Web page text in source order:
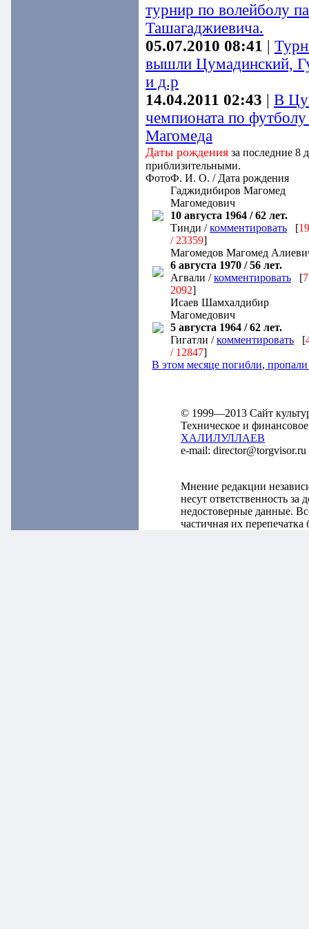
турнир по волейболу
Ташагаджиевича.
05.07.2010 08:41 |
вышли Цумадинский,
и д.р
14.04.2011 02:43 | В
чемпионата по
Магомеда
Даты рождения за последние 8
приблизительными.
ФотоФ. И. О. / Дата рождения
Гаджидибиров Магомед
Магомедович
10 августа 1964 / 62 лет.
Тинди /комментировать [19
/ 23359]
Магомедов Магомед
6 августа 1970 / 56 лет.
Агвали /комментировать [
2092]
Исаев Шамхалдибир
Магомедович
5 августа 1964 / 62 лет.
Гигатли /комментировать [
/ 12847]
В этом месяце погибли,
© 1999—2013 Сайт
Техническое и
ХАЛИЛУЛЛАЕВ
e-mail:
Мнение редакции
несут ответственность
недостоверные данные.
частичная их